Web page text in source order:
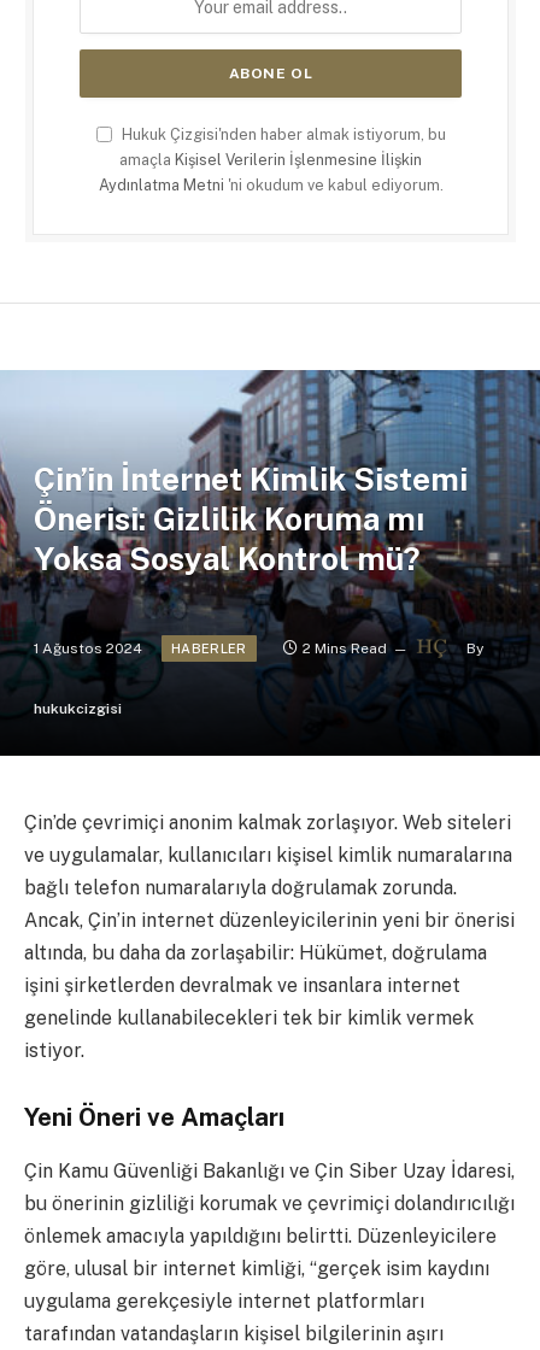
Hukuk Çizgisi'nden haber almak istiyorum, bu
amaçla Kişisel Verilerin İşlenmesine İlişkin
Aydınlatma Metni 'ni okudum ve kabul ediyorum.
Çin’in İnternet Kimlik Sistemi
Önerisi: Gizlilik Koruma mı
Yoksa Sosyal Kontrol mü?
1 Ağustos 2024 HABERLER 2 Mins Read By
hukukcizgisi
Çin’de çevrimiçi anonim kalmak zorlaşıyor. Web siteleri
ve uygulamalar, kullanıcıları kişisel kimlik numaralarına
bağlı telefon numaralarıyla doğrulamak zorunda.
Ancak, Çin’in internet düzenleyicilerinin yeni bir önerisi
altında, bu daha da zorlaşabilir: Hükümet, doğrulama
işini şirketlerden devralmak ve insanlara internet
genelinde kullanabilecekleri tek bir kimlik vermek
istiyor.
Yeni Öneri ve Amaçları
Çin Kamu Güvenliği Bakanlığı ve Çin Siber Uzay İdaresi,
bu önerinin gizliliği korumak ve çevrimiçi dolandırıcılığı
önlemek amacıyla yapıldığını belirtti. Düzenleyicilere
göre, ulusal bir internet kimliği, “gerçek isim kaydını
uygulama gerekçesiyle internet platformları
tarafından vatandaşların kişisel bilgilerinin aşırı